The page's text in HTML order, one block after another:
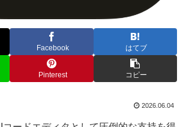
Facebook はてブ
Pinterest コピー
2026.06.04